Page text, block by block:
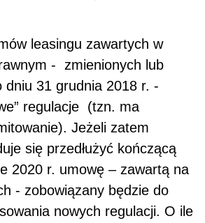
leasingu zawartych w
- zmienionych lub
dniu 31 grudnia 2018 r. -
regulacje (tzn. ma
Jeżeli zatem
się przedłużyć kończącą
2020 r. umowę – zawartą na
- zobowiązany będzie do
nowych regulacji. O ile